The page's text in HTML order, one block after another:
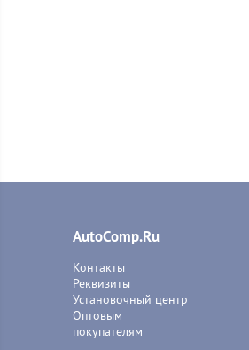
AutoComp.Ru
Контакты
Реквизиты
Установочный центр
Оптовым
покупателям